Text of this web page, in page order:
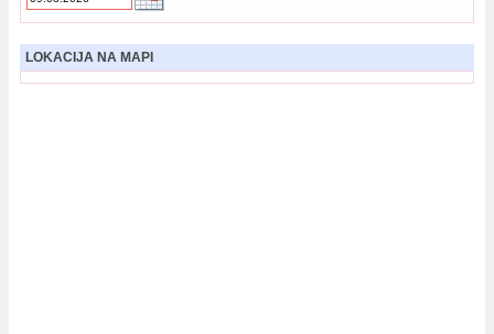
LOKACIJA NA MAPI